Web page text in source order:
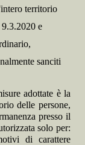
territorio
e
sanciti
adottate è la
delle persone,
presso il
solo per:
di carattere